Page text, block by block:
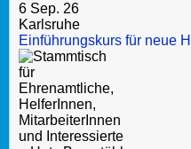
6 Sep. 26
Karlsruhe
Einführungskurs für neue